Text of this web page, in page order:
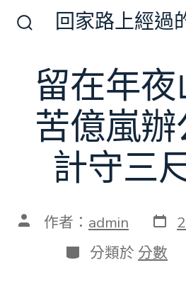
切
換
關
回家路上經過
留在年
苦億嵐
計守三
文 作者： admin 發
表
日
期
分
類
分類於 分數